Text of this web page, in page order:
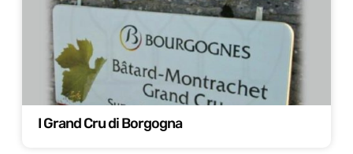
I Grand Cru di Borgogna